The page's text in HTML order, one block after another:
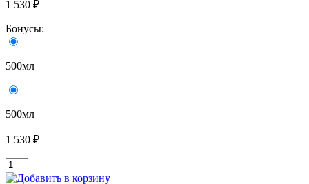
1 530 ₽
Бонусы:
500мл
500мл
1 530 ₽